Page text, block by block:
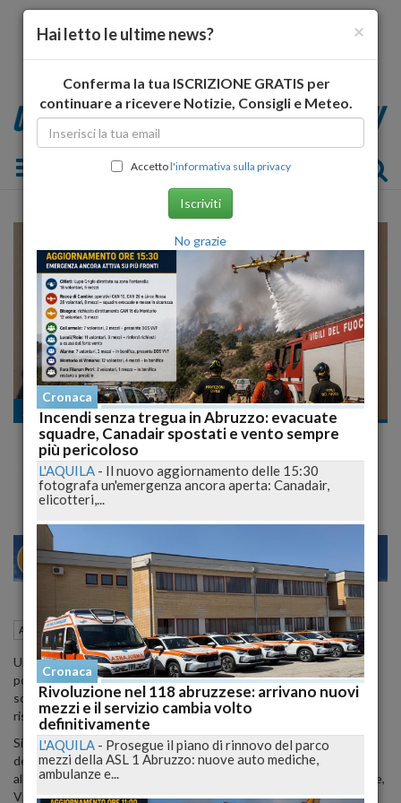
Toggle navigation
Ambiente
Mazzocca, acque e alluvioni valenza
strategica
MILANO 28
Ambiente L'Aquila (AQ) 21 Maggio 2015 12:26
Una consultazione pubblica per accogliere le opinioni di tutti i
portatori d'interesse in merito ai due strumenti di pianificazione a
scala distrettuale in materia di risorse idriche: il piano di gestione
rischio alluvioni e il piano di gestione delle risorse idriche.
Si e' svolta oggi, all'Aquila, a palazzo Silone, alla presenza
dell'assessore regionale all'Ambiente, Mario Mazzocca e
all'assessore all'Ambiente e Politiche agricole della Regione Molise,
Vittorino Facciolla.
×
Hai letto le ultime news?
Conferma la tua ISCRIZIONE GRATIS per
continuare a ricevere Notizie, Consigli e Meteo.
Accettol'informativa sulla privacy
Iscriviti
No grazie
Cronaca
Incendi senza tregua in Abruzzo: evacuate
squadre, Canadair spostati e vento sempre
più pericoloso
L'AQUILA - Il nuovo aggiornamento delle 15:30
fotografa un'emergenza ancora aperta: Canadair,
elicotteri,...
Cronaca
Rivoluzione nel 118 abruzzese: arrivano nuovi
mezzi e il servizio cambia volto
definitivamente
L'AQUILA - Prosegue il piano di rinnovo del parco
mezzi della ASL 1 Abruzzo: nuove auto mediche,
ambulanze e...